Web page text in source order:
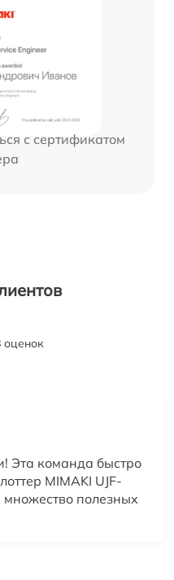
с сертификатом
оценок
Эта команда быстро
MIMAKI UJF-
множество полезных